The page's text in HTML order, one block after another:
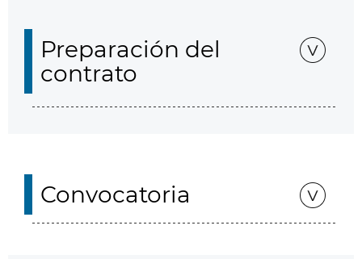
Preparación del
contrato
Convocatoria